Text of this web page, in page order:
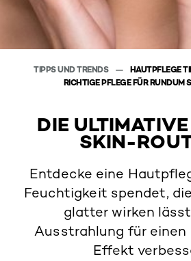
TIPPS UND TRENDS
HAUTPFLEGE
RICHTIGE PFLEGE FÜR RUNDUM
DIE
SKIN-
Entdecke eine
Feuchtigkeit spendet,
glatter wirken
Ausstrahlung für
Effekt